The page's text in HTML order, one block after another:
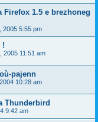
1.5 e brezhoneg
2005 5:55 pm
!
2005 11:51 am
pajenn
10:28 am
Thunderbird
9:42 am